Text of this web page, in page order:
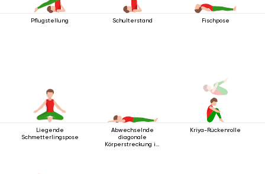
Pflugstellung Schulterstand Fischpose
Liegende
Schmetterlingspose
Abwechselnde
diagonale
Körperstreckung im
Kriya-Rückenrolle